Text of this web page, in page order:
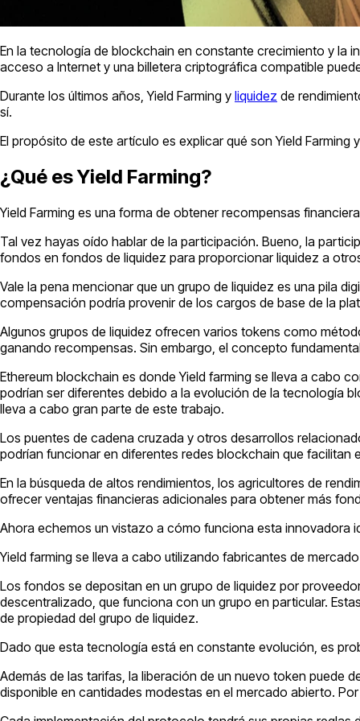
En la tecnología de blockchain en constante crecimiento y la
acceso a Internet y una billetera criptográfica compatible
Durante los últimos años, Yield Farming y liquidez de
sí.
El propósito de este artículo es explicar qué son Yield
¿Qué es Yield Farming?
Yield Farming es una forma de obtener recompensas
Tal vez hayas oído hablar de la participación. Bueno, la
fondos en fondos de liquidez para proporcionar liquidez a
Vale la pena mencionar que un grupo de liquidez es una pila
compensación podría provenir de los cargos de base de la
Algunos grupos de liquidez ofrecen varios tokens como
ganando recompensas. Sin embargo, el concepto
Ethereum blockchain es donde Yield farming se lleva a cabo
podrían ser diferentes debido a la evolución de la tecnología
lleva a cabo gran parte de este trabajo.
Los puentes de cadena cruzada y otros desarrollos
podrían funcionar en diferentes redes blockchain que facilitan
En la búsqueda de altos rendimientos, los agricultores de
ofrecer ventajas financieras adicionales para obtener más
Ahora echemos un vistazo a cómo funciona esta innovadora
Yield farming se lleva a cabo utilizando fabricantes de
Los fondos se depositan en un grupo de liquidez por
descentralizado, que funciona con un grupo en particular.
de propiedad del grupo de liquidez.
Dado que esta tecnología está en constante evolución, es
Además de las tarifas, la liberación de un nuevo token puede
disponible en cantidades modestas en el mercado abierto.